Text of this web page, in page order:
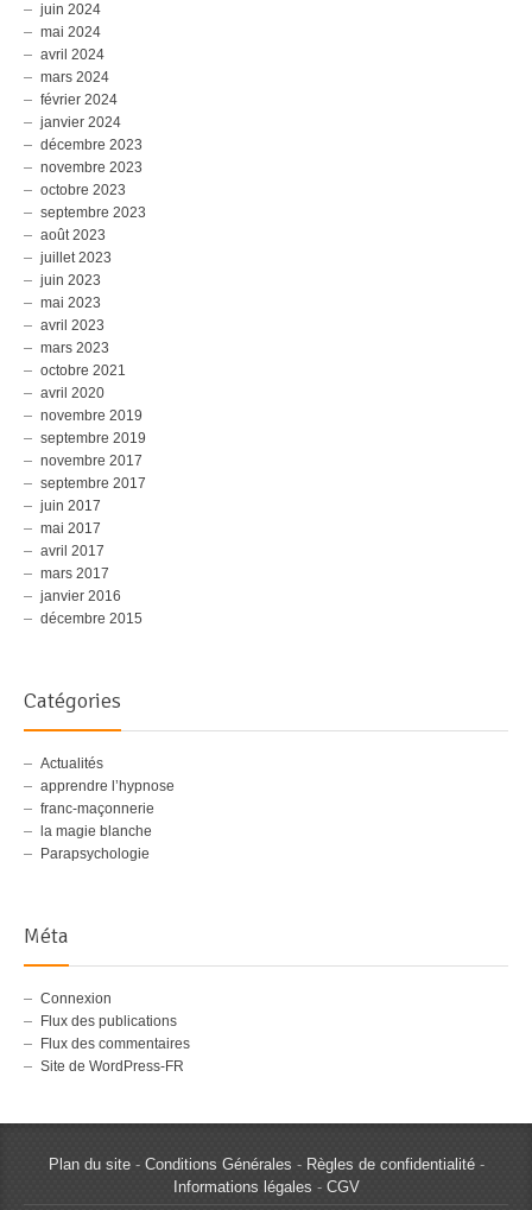
juin 2024
mai 2024
avril 2024
mars 2024
février 2024
janvier 2024
décembre 2023
novembre 2023
octobre 2023
septembre 2023
août 2023
juillet 2023
juin 2023
mai 2023
avril 2023
mars 2023
octobre 2021
avril 2020
novembre 2019
septembre 2019
novembre 2017
septembre 2017
juin 2017
mai 2017
avril 2017
mars 2017
janvier 2016
décembre 2015
Catégories
Actualités
apprendre l’hypnose
franc-maçonnerie
la magie blanche
Parapsychologie
Méta
Connexion
Flux des publications
Flux des commentaires
Site de WordPress-FR
Plan du site- Conditions Générales - Règles de confidentialité-
Informations légales - CGV